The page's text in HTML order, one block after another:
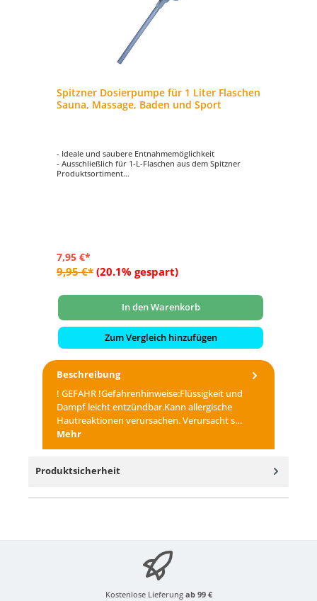
Spitzner Dosierpumpe für 1 Liter Flaschen
Sauna, Massage, Baden und Sport
- Ideale und saubere Entnahmemöglichkeit
- Ausschließlich für 1-L-Flaschen aus dem Spitzner
Produktsortiment
7,95 €*
9,95 €* (20.1% gespart)
In den Warenkorb
Zum Vergleich hinzufügen
Beschreibung
! GEFAHR !Gefahrenhinweise:Flüssigkeit und
Dampf leicht entzündbar.Kann allergische
Hautreaktionen verursachen. Verursacht s…
Mehr
Produktsicherheit
Kostenlose Lieferung ab 99 €